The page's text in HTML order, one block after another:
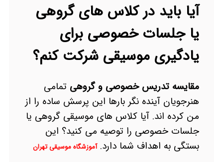
آیا باید در کلاس های گروهی
یا جلسات خصوصی برای
یادگیری موسیقی شرکت کنم؟
مقایسه تدریس خصوصی و گروهی تمامی
هنرجویان آینده نگر بارها این پرسش ساده را از
من کرده اند. آیا کلاس های موسیقی گروهی یا
جلسات خصوصی را توصیه می کنید؟ این
بستگی به اهداف شما دارد.آموزشگاه موسیقی تهران